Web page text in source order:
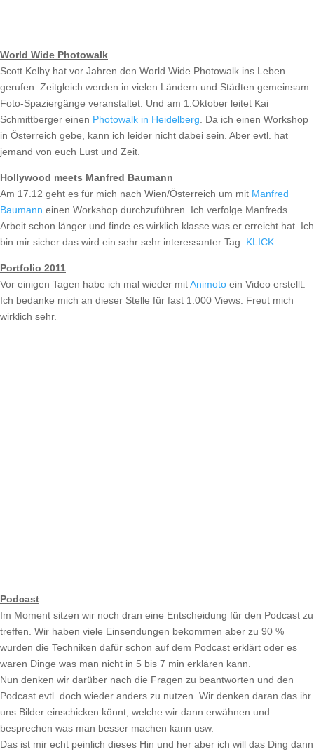
World Wide Photowalk
Scott Kelby hat vor Jahren den World Wide Photowalk ins Leben
gerufen. Zeitgleich werden in vielen Ländern und Städten gemeinsam
Foto-Spaziergänge veranstaltet. Und am 1.Oktober leitet Kai
Schmittberger einen Photowalk in Heidelberg . Da ich einen Workshop
in Österreich gebe, kann ich leider nicht dabei sein. Aber evtl. hat
jemand von euch Lust und Zeit.
Hollywood meets Manfred Baumann
Am 17.12 geht es für mich nach Wien/Österreich um mit Manfred
Baumann einen Workshop durchzuführen. Ich verfolge Manfreds
Arbeit schon länger und finde es wirklich klasse was er erreicht hat. Ich
bin mir sicher das wird ein sehr sehr interessanter Tag. KLICK
Portfolio 2011
Vor einigen Tagen habe ich mal wieder mitAnimoto ein Video erstellt.
Ich bedanke mich an dieser Stelle für fast 1.000 Views. Freut mich
wirklich sehr.
Podcast
Im Moment sitzen wir noch dran eine Entscheidung für den Podcast zu
treffen. Wir haben viele Einsendungen bekommen aber zu 90 %
wurden die Techniken dafür schon auf dem Podcast erklärt oder es
waren Dinge was man nicht in 5 bis 7 min erklären kann.
Nun denken wir darüber nach die Fragen zu beantworten und den
Podcast evtl. doch wieder anders zu nutzen. Wir denken daran das ihr
uns Bilder einschicken könnt, welche wir dann erwähnen und
besprechen was man besser machen kann usw.
Das ist mir echt peinlich dieses Hin und her aber ich will das Ding dann